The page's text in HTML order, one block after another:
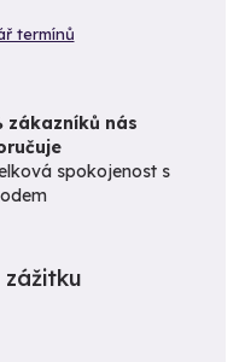
termínů
zákazníků nás
spokojenost s
zážitku